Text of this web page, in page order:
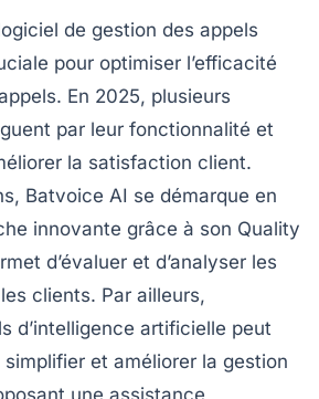
de gestion des appels
pour optimiser l’efficacité
En 2025, plusieurs
par leur fonctionnalité et
la satisfaction client.
Batvoice AI se démarque en
innovante grâce à son Quality
d’évaluer et d’analyser les
clients. Par ailleurs,
d’intelligence artificielle peut
et améliorer la gestion